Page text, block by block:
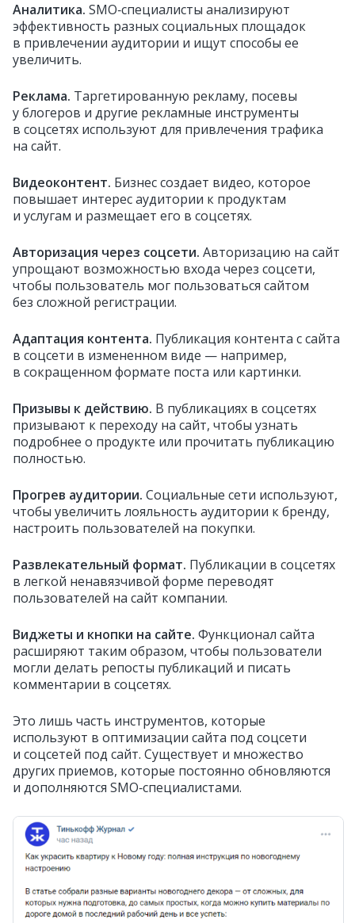
Аналитика. SMO‑специалисты анализируют
эффективность разных социальных площадок
в привлечении аудитории и ищут способы ее
увеличить.
Реклама. Таргетированную рекламу, посевы
у блогеров и другие рекламные инструменты
в соцсетях используют для привлечения трафика
на сайт.
Видеоконтент. Бизнес создает видео, которое
повышает интерес аудитории к продуктам
и услугам и размещает его в соцсетях.
Авторизация через соцсети. Авторизацию на сайт
упрощают возможностью входа через соцсети,
чтобы пользователь мог пользоваться сайтом
без сложной регистрации.
Адаптация контента. Публикация контента с сайта
в соцсети в измененном виде — например,
в сокращенном формате поста или картинки.
Призывы к действию. В публикациях в соцсетях
призывают к переходу на сайт, чтобы узнать
подробнее о продукте или прочитать публикацию
полностью.
Прогрев аудитории. Социальные сети используют,
чтобы увеличить лояльность аудитории к бренду,
настроить пользователей на покупки.
Развлекательный формат. Публикации в соцсетях
в легкой ненавязчивой форме переводят
пользователей на сайт компании.
Виджеты и кнопки на сайте. Функционал сайта
расширяют таким образом, чтобы пользователи
могли делать репосты публикаций и писать
комментарии в соцсетях.
Это лишь часть инструментов, которые
используют в оптимизации сайта под соцсети
и соцсетей под сайт. Существует и множество
других приемов, которые постоянно обновляются
и дополняются SMO‑специалистами.